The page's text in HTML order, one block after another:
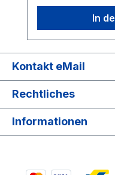
zuverlässigen
Spritzwasser Temperaturbeständig von
-25ºC bis +60ºC Einfache
Kabelverlegung
stabilen
Glühdrahttest Lieferumfang: 1x ARLI
Abzweigdose
In
Kontakt eMail
Rechtliches
Informationen